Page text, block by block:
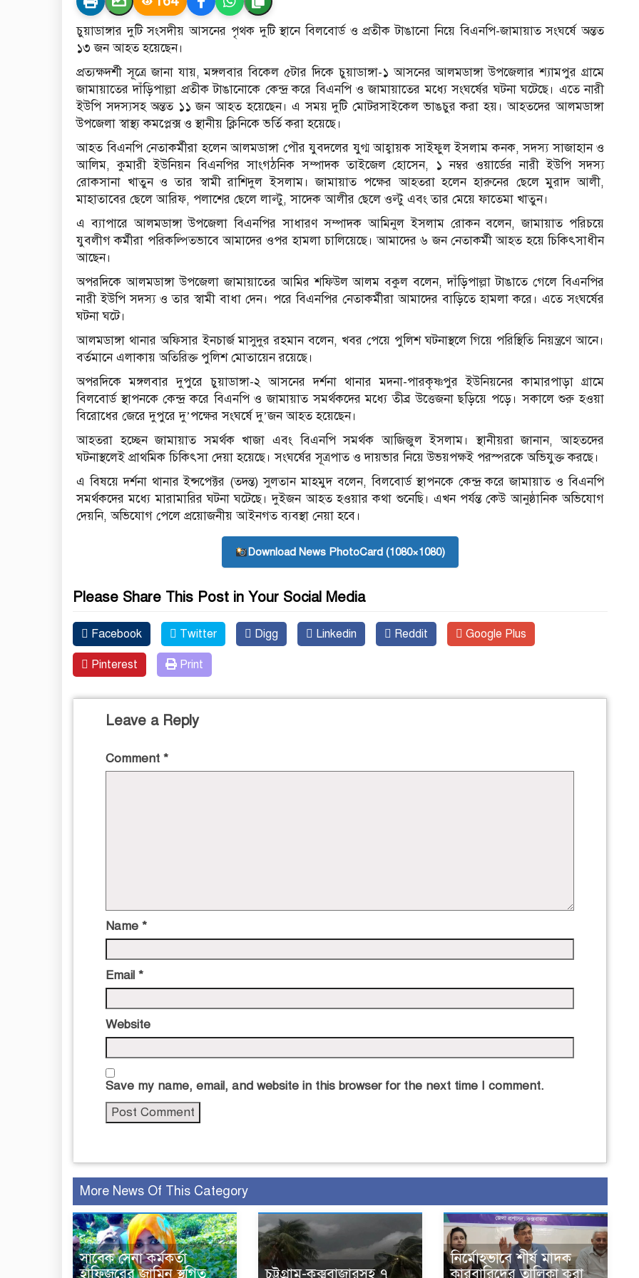
চুয়াডাঙ্গার দুটি সংসদীয় আসনের পৃথক দুটি স্থানে বিলবোর্ড ও প্রতীক টাঙানো নিয়ে বিএনপি-জামায়াত সংঘর্ষে অন্তত
১৩ জন আহত হয়েছেন।
প্রত্যক্ষদর্শী সূত্রে জানা যায়, মঙ্গলবার বিকেল ৫টার দিকে চুয়াডাঙ্গা-১ আসনের আলমডাঙ্গা উপজেলার শ্যামপুর গ্রামে
জামায়াতের দাঁড়িপাল্লা প্রতীক টাঙানোকে কেন্দ্র করে বিএনপি ও জামায়াতের মধ্যে সংঘর্ষের ঘটনা ঘটেছে। এতে নারী
ইউপি সদস্যসহ অন্তত ১১ জন আহত হয়েছেন। এ সময় দুটি মোটরসাইকেল ভাঙচুর করা হয়। আহতদের আলমডাঙ্গা
উপজেলা স্বাস্থ্য কমপ্লেক্স ও স্থানীয় ক্লিনিকে ভর্তি করা হয়েছে।
আহত বিএনপি নেতাকর্মীরা হলেন আলমডাঙ্গা পৌর যুবদলের যুগ্ম আহ্বায়ক সাইফুল ইসলাম কনক, সদস্য সাজাহান ও
আলিম, কুমারী ইউনিয়ন বিএনপির সাংগঠনিক সম্পাদক তাইজেল হোসেন, ১ নম্বর ওয়ার্ডের নারী ইউপি সদস্য
রোকসানা খাতুন ও তার স্বামী রাশিদুল ইসলাম। জামায়াত পক্ষের আহতরাহলেনহারুনের ছেলে মুরাদআলী,
মাহাতাবের ছেলে আরিফ, পলাশের ছেলে লাল্টু, সাদেক আলীর ছেলে ওল্টু এবং তার মেয়ে ফাতেমা খাতুন।
এ ব্যাপারে আলমডাঙ্গা উপজেলা বিএনপির সাধারণ সম্পাদক আমিনুল ইসলাম রোকন বলেন, জামায়াত পরিচয়ে
যুবলীগ কর্মীরা পরিকল্পিতভাবে আমাদের ওপর হামলা চালিয়েছে। আমাদের ৬ জন নেতাকর্মী আহত হয়ে চিকিৎসাধীন
আছেন।
অপরদিকে আলমডাঙ্গা উপজেলা জামায়াতের আমির শফিউল আলম বকুল বলেন, দাঁড়িপাল্লা টাঙাতে গেলে বিএনপির
নারী ইউপি সদস্য ও তার স্বামী বাধা দেন। পরে বিএনপির নেতাকর্মীরা আমাদের বাড়িতে হামলা করে। এতে সংঘর্ষের
ঘটনা ঘটে।
আলমডাঙ্গা থানার অফিসার ইনচার্জ মাসুদুর রহমান বলেন, খবর পেয়ে পুলিশ ঘটনাস্থলে গিয়ে পরিস্থিতি নিয়ন্ত্রণে আনে।
বর্তমানে এলাকায় অতিরিক্ত পুলিশ মোতায়েন রয়েছে।
অপরদিকে মঙ্গলবার দুপুরে চুয়াডাঙ্গা-২ আসনের দর্শনা থানার মদনা-পারকৃষ্ণপুর ইউনিয়নের কামারপাড়া গ্রামে
বিলবোর্ড স্থাপনকে কেন্দ্র করে বিএনপি ও জামায়াত সমর্থকদের মধ্যে তীব্র উত্তেজনা ছড়িয়ে পড়ে। সকালে শুরু হওয়া
বিরোধের জেরে দুপুরে দু’পক্ষের সংঘর্ষে দু’জন আহত হয়েছেন।
আহতরা হচ্ছেন জামায়াত সমর্থক খাজা এবং বিএনপি সমর্থক আজিজুল ইসলাম। স্থানীয়রা জানান, আহতদের
ঘটনাস্থলেই প্রাথমিক চিকিৎসা দেয়া হয়েছে। সংঘর্ষের সূত্রপাত ও দায়ভার নিয়ে উভয়পক্ষই পরস্পরকেঅভিযুক্ত করছে।
এ বিষয়ে দর্শনা থানার ইন্সপেক্টর (তদন্ত) সুলতান মাহমুদ বলেন, বিলবোর্ড স্থাপনকে কেন্দ্র করে জামায়াত ও বিএনপি
সমর্থকদের মধ্যে মারামারির ঘটনা ঘটেছে। দুইজন আহত হওয়ার কথা শুনেছি। এখন পর্যন্ত কেউ আনুষ্ঠানিক অভিযোগ
দেয়নি, অভিযোগ পেলে প্রয়োজনীয় আইনগত ব্যবস্থা নেয়া হবে।
Download News PhotoCard (1080×1080)
Please Share This Post in Your Social Media
Facebook Twitter Digg Linkedin Reddit Google Plus
Pinterest Print
Leave a Reply
Comment *
Name *
Email *
Website
Save my name, email, and website in this browser for the next time I comment.
More News Of This Category
সাবেক সেনা কর্মকর্তা
হাফিজুরের জামিন স্থগিত,
চট্টগ্রাম-কক্সবাজারসহ ৭
নির্মোহভাবে শীর্ষ মাদক
কারবারিদের তালিকা করা